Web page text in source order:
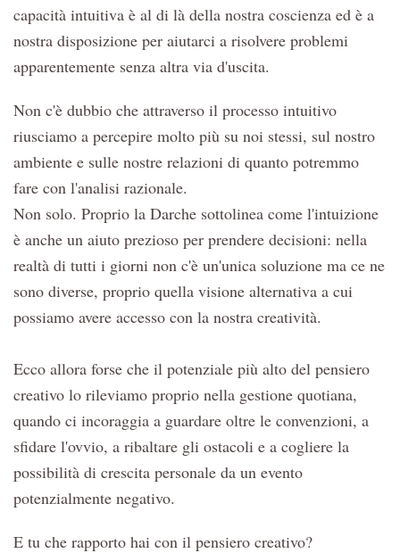
capacità intuitiva è al di là della nostra coscienza ed è a
nostra disposizione per aiutarci a risolvere problemi
apparentemente senza altra via d'uscita.
Non c'è dubbio che attraverso il processo intuitivo
riusciamo a percepire molto più su noi stessi, sul nostro
ambiente e sulle nostre relazioni di quanto potremmo
fare con l'analisi razionale.
Non solo. Proprio la Darche sottolinea come l'intuizione
è anche un aiuto prezioso per prendere decisioni: nella
realtà di tutti i giorni non c'è un'unica soluzione ma ce ne
sono diverse, proprio quella visione alternativa a cui
possiamo avere accesso con la nostra creatività.
Ecco allora forse che il potenziale più alto del pensiero
creativo lo rileviamo proprio nella gestione quotiana,
quando ci incoraggia a guardare oltre le convenzioni, a
sfidare l'ovvio, a ribaltare gli ostacoli e a cogliere la
possibilità di crescita personale da un evento
potenzialmente negativo.
E tu che rapporto hai con il pensiero creativo?